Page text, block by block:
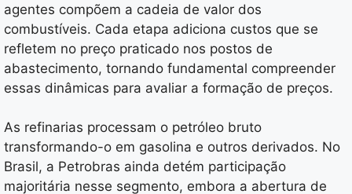
agentes compõem a cadeia de valor dos
combustíveis. Cada etapa adiciona custos que se
refletem no preço praticado nos postos de
abastecimento, tornando fundamental compreender
essas dinâmicas para avaliar a formação de preços.
As refinarias processam o petróleo bruto
transformando-o em gasolina e outros derivados. No
Brasil, a Petrobras ainda detém participação
majoritária nesse segmento, embora a abertura de